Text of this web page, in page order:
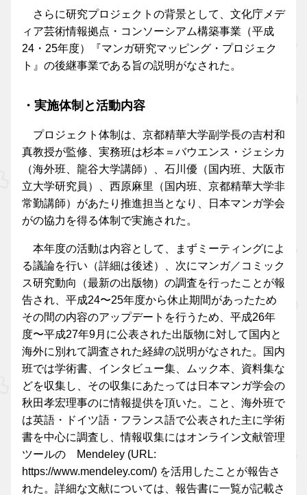
さらに研究プロジェクトの背景として、文化庁メデ
ィア芸術情報拠点・コンソーシアム構築事業（平成
24・25年度）『マンガ研究マッピング・プロジェク
ト』の後継事業である旨の説明がなされた。
・実施体制と活動内容
プロジェクト体制は、京都精華大学副学長の吉村和
真教授が監修、実務班は杉本＝バウエンス・ジェシカ
（海外班、龍谷大学講師）、石川優（国内班、大阪市
立大学研究員）、西原麻里（国内班、京都精華大学非
常勤講師）があたり推進担当となり、日本マンガ学会
がの協力を得る体制で実施された。
本年度の活動は内容として、まずミーティングによ
る議論を行い（詳細は後述）、次にマンガ／コミック
ス研究動向（最新の出版物）の調査を行ったことが報
告され、平成24〜25年度から休止期間があったため
その間の内容のアップデートを行うため、平成26年
度〜平成27年9月に公表された出版物に対して国内と
海外に別れて調査された経緯の説明がなされた。国内
班では学術書、インタビュー集、ムック本、資料集な
どを収集し、その収集にあたっては日本マンガ学会の
秋田孝宏理事のに情報提供を頂いた。こと、海外班で
は英語・ドイツ語・フランス語で公表された主に学術
書を中心に調査し、情報収集にはオンライン文献管理
ツールの Mendeley (URL:
https://www.mendeley.com/) を活用したことが報告さ
れた。詳細な文献については、報告書に一覧が記載さ